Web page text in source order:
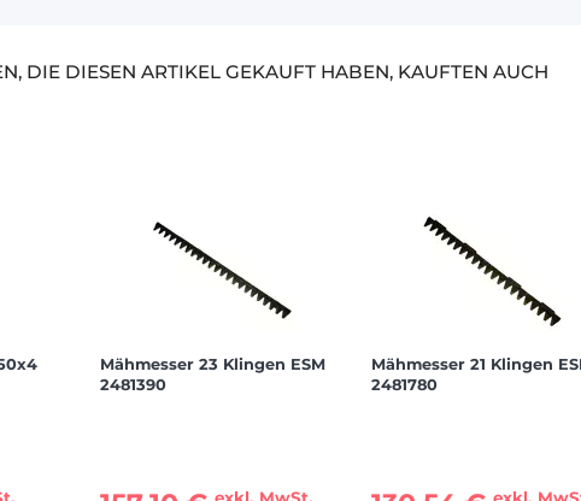
DIE DIESEN ARTIKEL GEKAUFT HABEN, KAUFTEN AUCH
Mähmesser 23 Klingen ESM
2481390
Mähmesser 21 Klingen
2481780